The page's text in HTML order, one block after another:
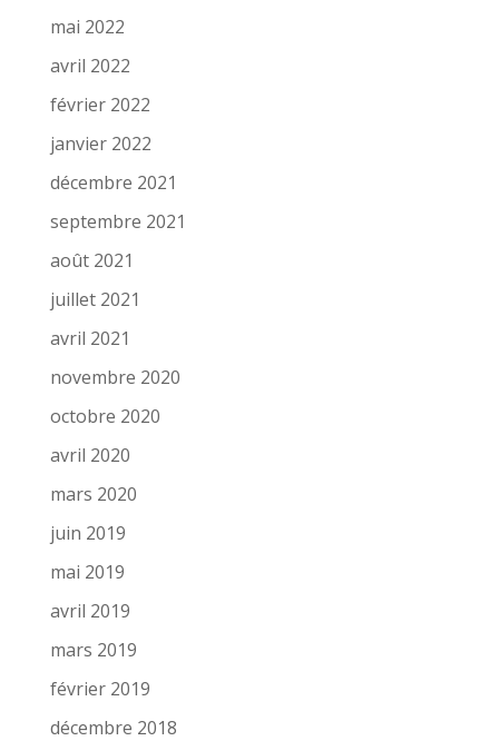
mai 2022
avril 2022
février 2022
janvier 2022
décembre 2021
septembre 2021
août 2021
juillet 2021
avril 2021
novembre 2020
octobre 2020
avril 2020
mars 2020
juin 2019
mai 2019
avril 2019
mars 2019
février 2019
décembre 2018